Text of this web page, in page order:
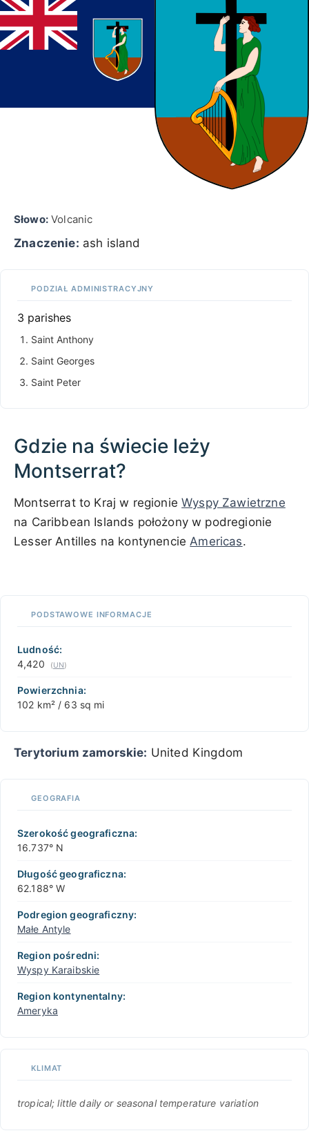
Słowo:Volcanic
Znaczenie: ash island
PODZIAŁ ADMINISTRACYJNY
3 parishes
Saint Anthony
Saint Georges
Saint Peter
Gdzie na świecie leży
Montserrat?
Montserrat to Kraj w regionieWyspy Zawietrzne
na Caribbean Islands położony w podregionie
Lesser Antilles na kontynencieAmericas.
100 km / 62.1 mi
−
PODSTAWOWE INFORMACJE
Ludność:
4,420
(UN)
Powierzchnia:
102 km² / 63 sq mi
Terytorium zamorskie: United Kingdom
GEOGRAFIA
Szerokość geograficzna:
16.737° N
Długość geograficzna:
62.188° W
Podregion geograficzny:
Małe Antyle
Region pośredni:
Wyspy Karaibskie
Region kontynentalny:
Ameryka
KLIMAT
tropical; little daily or seasonal temperature variation